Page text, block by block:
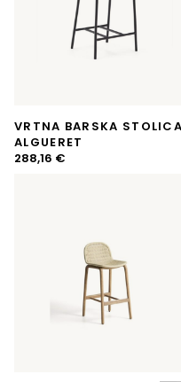
VRTNA BARSKA STOLICA
ALGUERET
288,16 €